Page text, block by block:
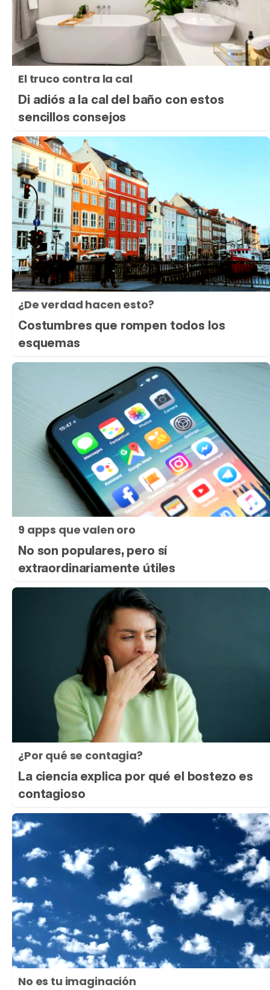
El truco contra la cal
Di adiós a la cal del baño con estos
sencillos consejos
¿De verdad hacen esto?
Costumbres que rompen todos los
esquemas
9 apps que valen oro
No son populares, pero sí
extraordinariamente útiles
¿Por qué se contagia?
La ciencia explica por qué el bostezo es
contagioso
No es tu imaginación